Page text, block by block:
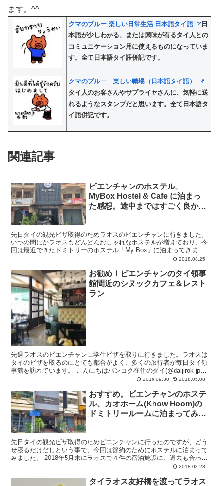
ます。^^
クマのブルー 楽しい日常生活 日本語タイ語
日
本語が少しわかる、または興味が有るタイ人との
コミュニケーション用に使えるものになっていま
す。全て日本語タイ語併記です。
クマのブルー 楽しい職場（日本語タイ語）
タイ人のお客さんやサプライヤさんに、気軽に送
れるようなスタンプだと思います。全て日本語タ
イ語併記です。
関連記事
ビエンチャンのホステル、
MyBox Hostel & Cafe に泊まっ
た感想。途中まではすごく良かっ
先日タイの観光ビザ取得のためラオスのビエンチャンに行きました。
いつの間にかラオスもどんどんおしゃれなホステルが増えており、今
回は最近できたドミトリーのホステル「My Box」に泊まってきまし
2018.08.25
お勧め！ビエンチャンのタイ領事
館間近のシヌックカフェ＆レスト
ラン
先週ラオスのビエンチャンに学生ビザを取りに行きました。ラオスは
タイのビザを取るのにとても都合がよく、多くの旅行者が毎日タイ領
事館を訪れています。 こんにちはバンコク在住のダイ(@daijirok-jp)
2016.09.30 2018.05.08
おすすめ。ビエンチャンのホステ
ル、カオホーム(Khow Hoom)の
ドミトリールームに泊まってみた
先日タイの観光ビザ取得のためビエンチャンに行ったのですが、どう
せ寝るだけだしという事で、今回は節約のためにホステルに泊まって
みました。 2018年5月末にラオスで４件の宿泊施設に、過去も合わせ
2018.08.23
タイラオス友好橋を渡ってラオス